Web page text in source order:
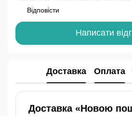
Відповісти
Написати
Доставка Оплата
Доставка «Новою